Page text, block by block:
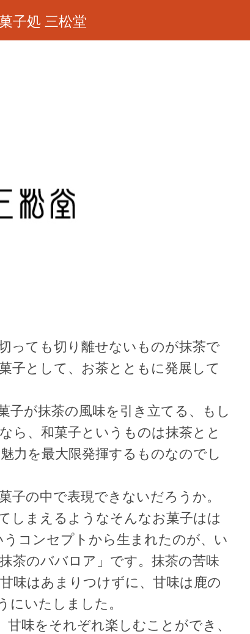
子処 三松堂
っても切り離せないものが抹茶で
子として、お茶とともに発展して
子が抹茶の風味を引き立てる、もし
ら、和菓子というものは抹茶とと
力を最大限発揮するものなのでし
子の中で表現できないだろうか。
しまえるようなそんなお菓子はは
コンセプトから生まれたのが、い
茶のババロア」です。抹茶の苦味
味はあまりつけずに、甘味は鹿の
にいたしました。
味をそれぞれ楽しむことができ、